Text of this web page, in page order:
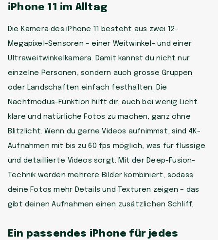
iPhone 11 im Alltag
Die Kamera des iPhone 11 besteht aus zwei 12-
Megapixel-Sensoren – einer Weitwinkel- und einer
Ultraweitwinkelkamera. Damit kannst du nicht nur
einzelne Personen, sondern auch grosse Gruppen
oder Landschaften einfach festhalten. Die
Nachtmodus-Funktion hilft dir, auch bei wenig Licht
klare und natürliche Fotos zu machen, ganz ohne
Blitzlicht. Wenn du gerne Videos aufnimmst, sind 4K-
Aufnahmen mit bis zu 60 fps möglich, was für flüssige
und detaillierte Videos sorgt. Mit der Deep-Fusion-
Technik werden mehrere Bilder kombiniert, sodass
deine Fotos mehr Details und Texturen zeigen – das
gibt deinen Aufnahmen einen zusätzlichen Schliff.
Ein passendes iPhone für jedes